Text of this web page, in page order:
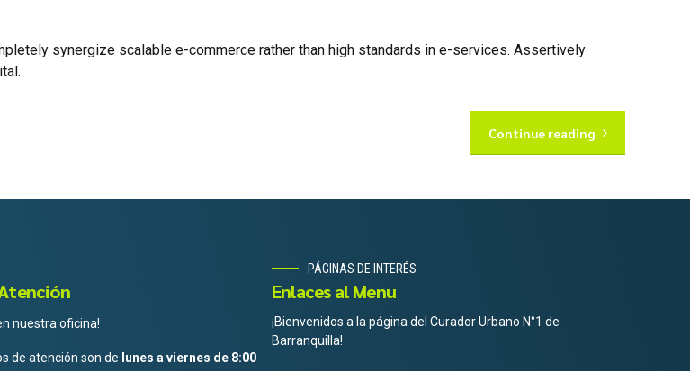
synergize scalable e-commerce rather than high standards in e-services. Assertively
Continue reading
nuestra oficina!
de atención son de lunes a viernes de 8:00
PÁGINAS DE INTERÉS
Enlaces al Menu
¡Bienvenidos a la página del Curador Urbano N°1 de
Barranquilla!